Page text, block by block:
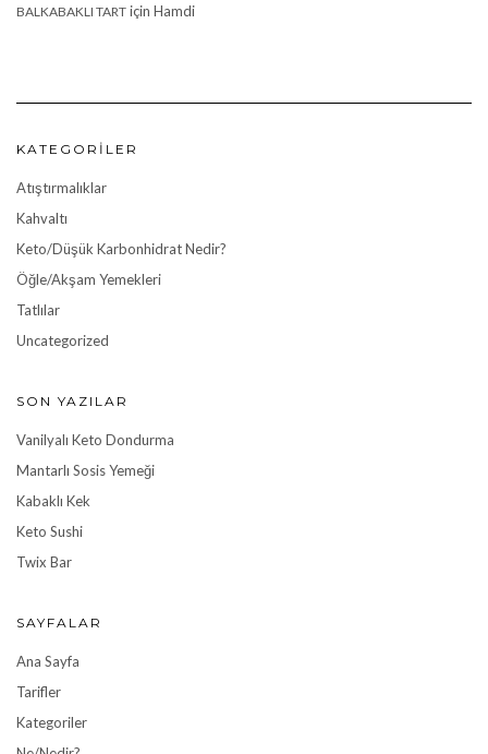
BALKABAKLI TART için Hamdi
KATEGORILER
Atıştırmalıklar
Kahvaltı
Keto/Düşük Karbonhidrat Nedir?
Öğle/Akşam Yemekleri
Tatlılar
Uncategorized
SON YAZILAR
Vanilyalı Keto Dondurma
Mantarlı Sosis Yemeği
Kabaklı Kek
Keto Sushi
Twix Bar
SAYFALAR
Ana Sayfa
Tarifler
Kategoriler